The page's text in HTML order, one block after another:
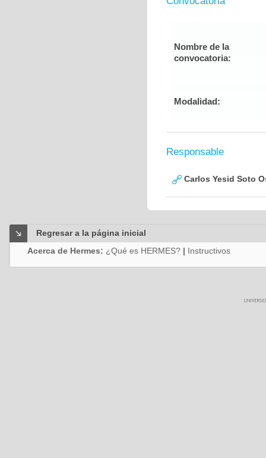
Nombre de la
convocatoria:
Modalidad:
Responsable
Carlos Yesid Soto
Regresar a la página inicial
Acerca de Hermes: ¿Qué es HERMES? | Instructivos